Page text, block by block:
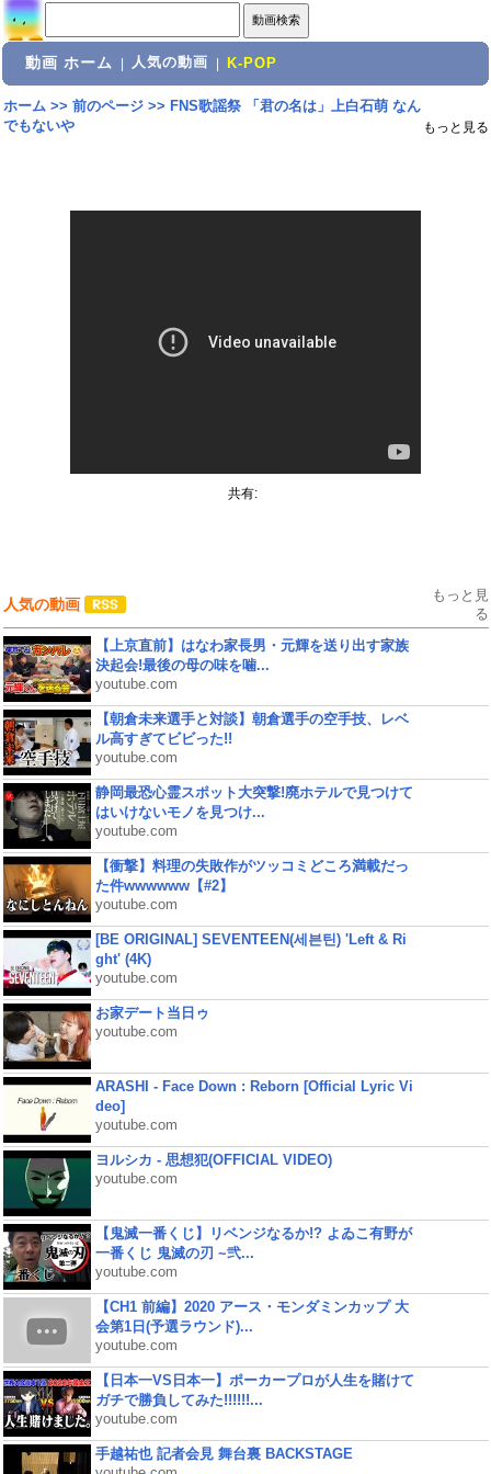
動画 ホーム 人気の動画 K-POP
ホーム>> 前のページ>> FNS歌謡祭 「君の名は」上白石萌 なん
でもないや
もっと見る
共有:
人気の動画
もっと見
る
【上京直前】はなわ家長男・元輝を送り出す家族
決起会!最後の母の味を噛...
youtube.com
【朝倉未来選手と対談】朝倉選手の空手技、レベ
ル高すぎてビビった!!
youtube.com
静岡最恐心霊スポット大突撃!廃ホテルで見つけて
はいけないモノを見つけ...
youtube.com
【衝撃】料理の失敗作がツッコミどころ満載だっ
た件wwwwww【#2】
youtube.com
[BE ORIGINAL] SEVENTEEN(세븐틴) 'Left & Ri
ght' (4K)
youtube.com
お家デート当日ゥ
youtube.com
ARASHI - Face Down : Reborn [Official Lyric Vi
deo]
youtube.com
ヨルシカ - 思想犯(OFFICIAL VIDEO)
youtube.com
【鬼滅一番くじ】リベンジなるか!? よゐこ有野が
一番くじ 鬼滅の刃 ~弐...
youtube.com
【CH1 前編】2020 アース・モンダミンカップ 大
会第1日(予選ラウンド)...
youtube.com
【日本一VS日本一】ポーカープロが人生を賭けて
ガチで勝負してみた!!!!!!...
youtube.com
手越祐也 記者会見 舞台裏 BACKSTAGE